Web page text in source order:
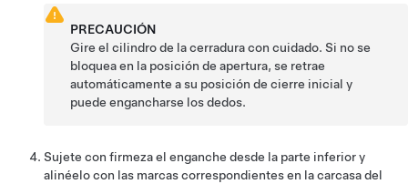
PRECAUCIÓN
Gire el cilindro de la cerradura con cuidado. Si no se
bloquea en la posición de apertura, se retrae
automáticamente a su posición de cierre inicial y
puede engancharse los dedos.
Sujete con firmeza el enganche desde la parte inferior y
alinéelo con las marcas correspondientes en la carcasa del